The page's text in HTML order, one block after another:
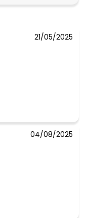
21/05/2025
04/08/2025